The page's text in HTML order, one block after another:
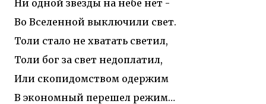
Ни одной звезды на небе нет -
Во Вселенной выключили свет.
Толи стало не хватать светил,
Толи бог за свет недоплатил,
Или скопидомством одержим
В экономный перешел режим…